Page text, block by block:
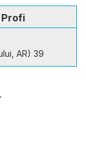
Profi
AR) 39